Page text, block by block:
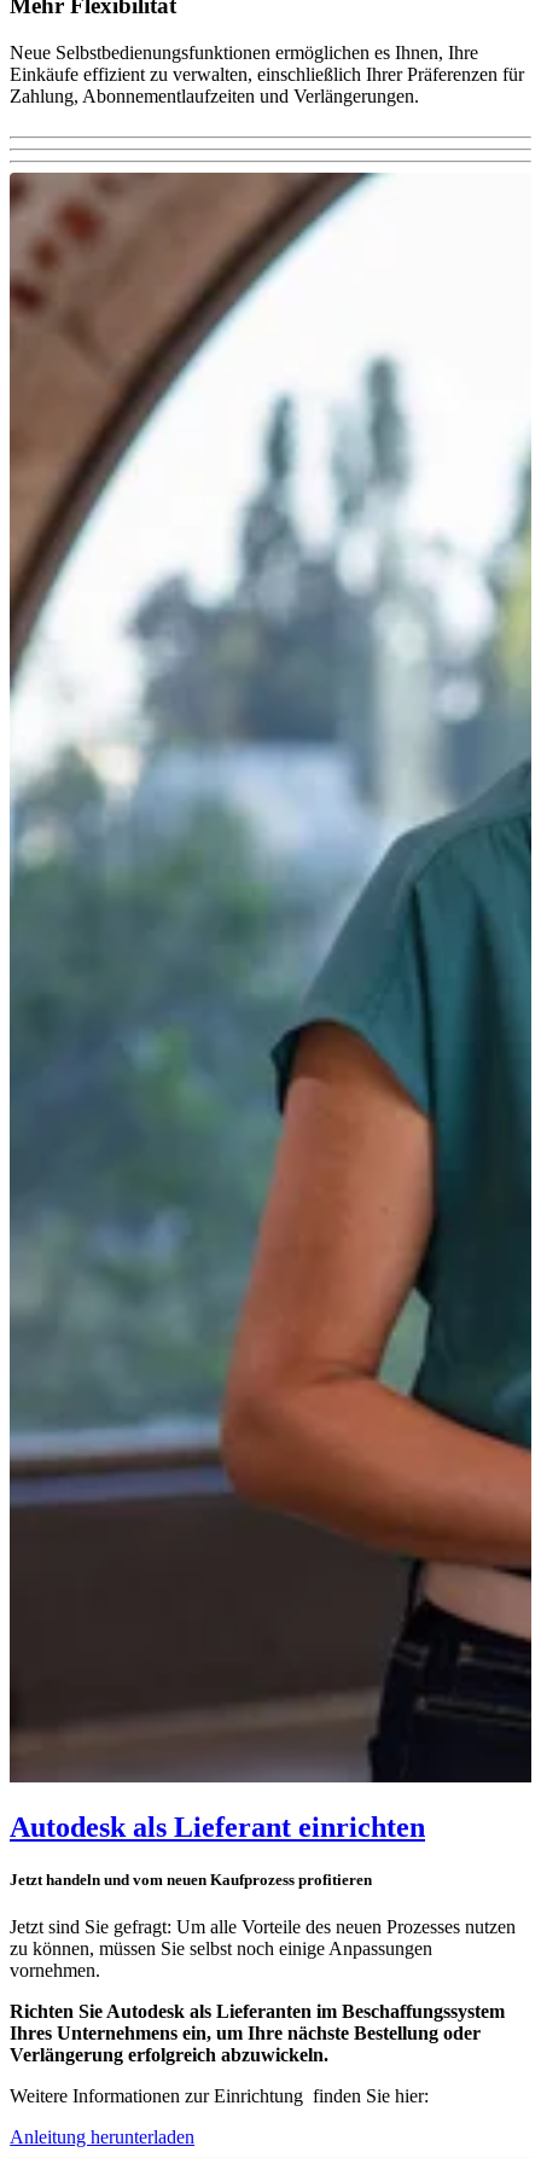
Mehr Flexibilität
Neue Selbstbedienungsfunktionen ermöglichen es Ihnen, Ihre
Einkäufe effizient zu verwalten, einschließlich Ihrer Präferenzen für
Zahlung, Abonnementlaufzeiten und Verlängerungen.
Autodesk als Lieferant einrichten
Jetzt handeln und vom neuen Kaufprozess profitieren
Jetzt sind Sie gefragt: Um alle Vorteile des neuen Prozesses nutzen
zu können, müssen Sie selbst noch einige Anpassungen
vornehmen.
Richten Sie Autodesk als Lieferanten im Beschaffungssystem
Ihres Unternehmens ein, um Ihre nächste Bestellung oder
Verlängerung erfolgreich abzuwickeln.
Weitere Informationen zur Einrichtung finden Sie hier:
Anleitung herunterladen